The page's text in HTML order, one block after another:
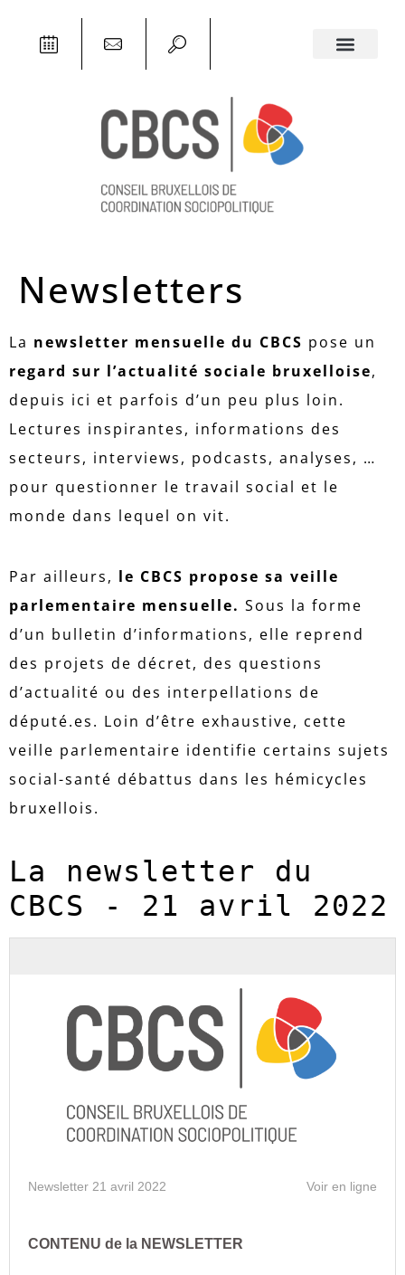
Newsletters
La newsletter mensuelle du CBCS pose un
regard sur l’actualité sociale bruxelloise,
depuis ici et parfois d’un peu plus loin.
Lectures inspirantes, informations des
secteurs, interviews, podcasts, analyses, …
pour questionner le travail social et le
monde dans lequel on vit.
Par ailleurs, le CBCS propose sa veille
parlementaire mensuelle. Sous la forme
d’un bulletin d’informations, elle reprend
des projets de décret, des questions
d’actualité ou des interpellations de
député.es. Loin d’être exhaustive, cette
veille parlementaire identifie certains sujets
social-santé débattus dans les hémicycles
bruxellois.
La newsletter du
CBCS - 21 avril 2022